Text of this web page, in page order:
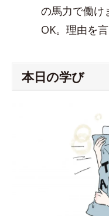
の馬力で働け
OK。理由を
本日の学び